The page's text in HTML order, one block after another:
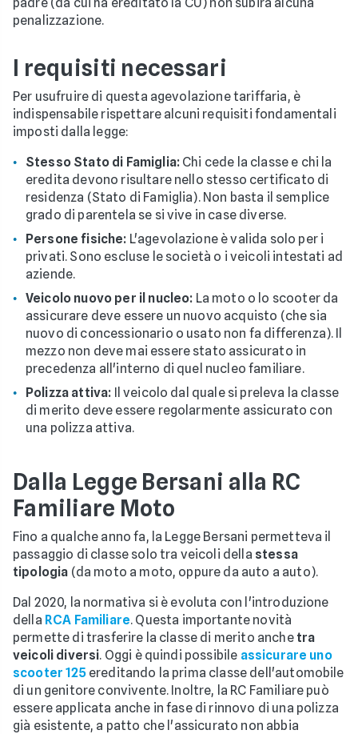
penalizzazione.
I requisiti necessari
Per usufruire di questa agevolazione tariffaria, è
indispensabile rispettare alcuni requisiti fondamentali
imposti dalla legge:
Stesso Stato di Famiglia: Chi cede la classe e chi la
eredita devono risultare nello stesso certificato di
residenza (Stato di Famiglia). Non basta il semplice
grado di parentela se si vive in case diverse.
Persone fisiche: L'agevolazione è valida solo per i
privati. Sono escluse le società o i veicoli intestati ad
aziende.
Veicolo nuovo per il nucleo: La moto o lo scooter da
assicurare deve essere un nuovo acquisto (che sia
nuovo di concessionario o usato non fa differenza). Il
mezzo non deve mai essere stato assicurato in
precedenza all'interno di quel nucleo familiare.
Polizza attiva: Il veicolo dal quale si preleva la classe
di merito deve essere regolarmente assicurato con
una polizza attiva.
Dalla Legge Bersani alla RC
Familiare Moto
Fino a qualche anno fa, la Legge Bersani permetteva il
passaggio di classe solo tra veicoli della stessa
tipologia (da moto a moto, oppure da auto a auto).
Dal 2020, la normativa si è evoluta con l'introduzione
della RCA Familiare. Questa importante novità
permette di trasferire la classe di merito anche tra
veicoli diversi. Oggi è quindi possibile assicurare uno
scooter 125ereditando la prima classe dell'automobile
di un genitore convivente. Inoltre, la RC Familiare può
essere applicata anche in fase di rinnovo di una polizza
già esistente, a patto che l'assicurato non abbia